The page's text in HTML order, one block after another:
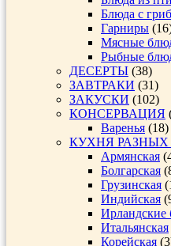
Блюда с
Гарниры
Мясные
Рыбные
ДЕСЕРТЫ (38)
ЗАВТРАКИ (31)
ЗАКУСКИ (102)
КОНСЕРВАЦИЯ
Варенья (18)
КУХНЯ РАЗНЫХ
Армянская
Болгарская
Грузинская
Индийская
Ирландские
Итальянская
Корейская